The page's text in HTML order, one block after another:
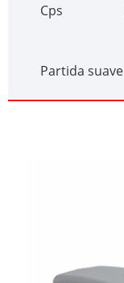
Cps
Partida suave